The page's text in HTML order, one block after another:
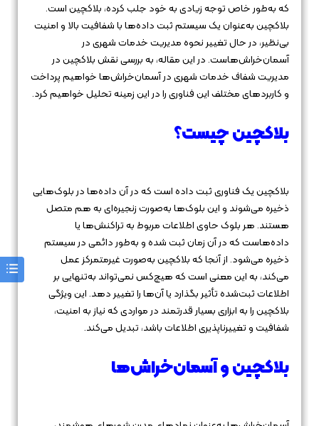
که به‌طور خاص توجه زیادی به خود جلب کرده، بلاکچین است.
بلاکچین به‌عنوان یک سیستم ثبت داده‌ها با شفافیت بالا و امنیت
بی‌نظیر، در حال تغییر نحوه مدیریت خدمات شهری در
آسمان‌خراش‌هاست. در این مقاله، به بررسی نقش بلاکچین در
مدیریت شفاف خدمات شهری در آسمان‌خراش‌ها خواهیم پرداخت
و کاربردهای مختلف این فناوری را در این زمینه تحلیل خواهیم کرد.
بلاکچین چیست؟
بلاکچین یک فناوری ثبت داده است که در آن داده‌ها در بلوک‌هایی
ذخیره می‌شوند و این بلوک‌ها به‌صورت زنجیره‌ای به هم متصل
هستند. هر بلوک حاوی اطلاعات مربوط به تراکنش‌ها یا
داده‌هاست که در آن زمان ثبت شده و به‌طور دائمی در سیستم
ذخیره می‌شود. از آنجا که بلاکچین به‌صورت غیرمتمرکز عمل
می‌کند، به این معنی است که هیچ‌کس نمی‌تواند به‌تنهایی بر
اطلاعات ثبت‌شده تأثیر بگذارد یا آن‌ها را تغییر دهد. این ویژگی
بلاکچین را به ابزاری بسیار قدرتمند در مواردی که نیاز به امنیت،
شفافیت و تغییرناپذیری اطلاعات باشد، تبدیل می‌کند.
بلاکچین و آسمان‌خراش‌ها